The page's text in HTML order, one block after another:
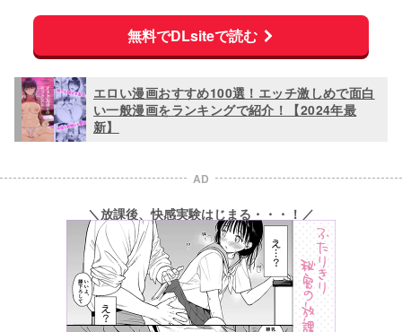
無料でDLsiteで読む
エロい漫画おすすめ100選！エッチ激しめで面白
い一般漫画をランキングで紹介！【2024年最
新】
AD
＼放課後、快感実験はじまる・・・！／